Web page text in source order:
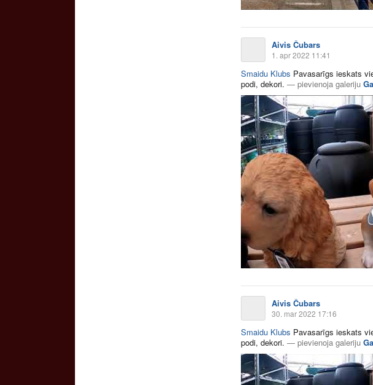
Aivis Čubars
1. apr 2022 11:41
Smaidu Klubs Pavasarīgs ieskats
podi, dekori. — pievienoja galeriju
Aivis Čubars
30. mar 2022 17:16
Smaidu Klubs Pavasarīgs ieskats
podi, dekori. — pievienoja galeriju